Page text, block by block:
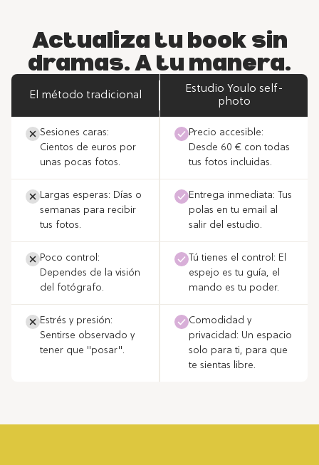
Actualiza tu book sin
dramas. A tu manera.
El método tradicional
Estudio Youlo self-
photo
Sesiones caras:
Cientos de euros por
unas pocas fotos.
Precio accesible:
Desde 60 € con todas
tus fotos incluidas.
Largas esperas: Días o
semanas para recibir
tus fotos.
Entrega inmediata: Tus
polas en tu email al
salir del estudio.
Poco control:
Dependes de la visión
del fotógrafo.
Tú tienes el control: El
espejo es tu guía, el
mando es tu poder.
Estrés y presión:
Sentirse observado y
tener que "posar".
Comodidad y
privacidad: Un espacio
solo para ti, para que
te sientas libre.